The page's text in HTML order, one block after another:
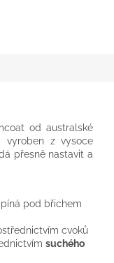
od australské
vyroben z vysoce
přesně nastavit a
pod břichem
cvoků
suchého